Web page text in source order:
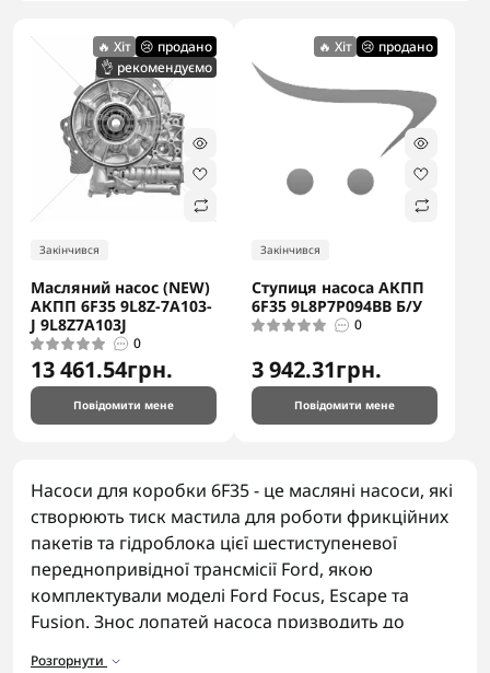
🔥 Хіт 😢 продано
👌 рекомендуємо
Закінчився
Масляний насос (NEW)
АКПП 6F35 9L8Z-7A103-
J 9L8Z7A103J
0
13 461.54грн.
Повідомити мене
🔥 Хіт 😢 продано
Закінчився
Ступиця насоса АКПП
6F35 9L8P7P094BB Б/У
0
3 942.31грн.
Повідомити мене
Насоси для коробки 6F35 - це масляні насоси, які
створюють тиск мастила для роботи фрикційних
пакетів та гідроблока цієї шестиступеневої
переднопривідної трансмісії Ford, якою
комплектували моделі Ford Focus, Escape та
Fusion. Знос лопатей насоса призводить до
Розгорнути